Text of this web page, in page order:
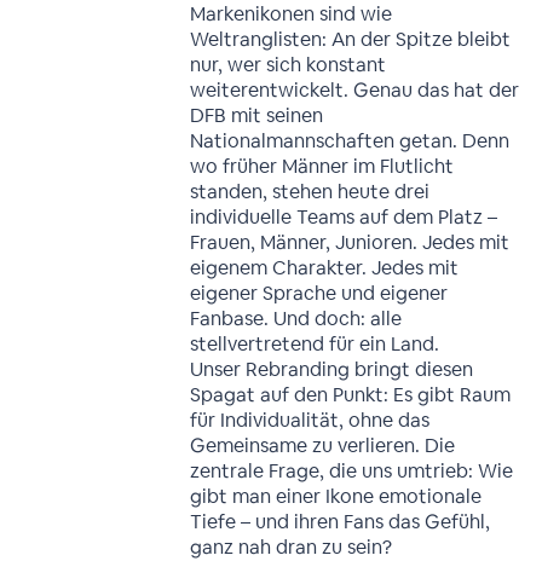
Markenikonen sind wie
Weltranglisten: An der Spitze bleibt
nur, wer sich konstant
weiterentwickelt. Genau das hat der
DFB mit seinen
Nationalmannschaften getan. Denn
wo früher Männer im Flutlicht
standen, stehen heute drei
individuelle Teams auf dem Platz –
Frauen, Männer, Junioren. Jedes mit
eigenem Charakter. Jedes mit
eigener Sprache und eigener
Fanbase. Und doch: alle
stellvertretend für ein Land.
Unser Rebranding bringt diesen
Spagat auf den Punkt: Es gibt Raum
für Individualität, ohne das
Gemeinsame zu verlieren. Die
zentrale Frage, die uns umtrieb: Wie
gibt man einer Ikone emotionale
Tiefe – und ihren Fans das Gefühl,
ganz nah dran zu sein?